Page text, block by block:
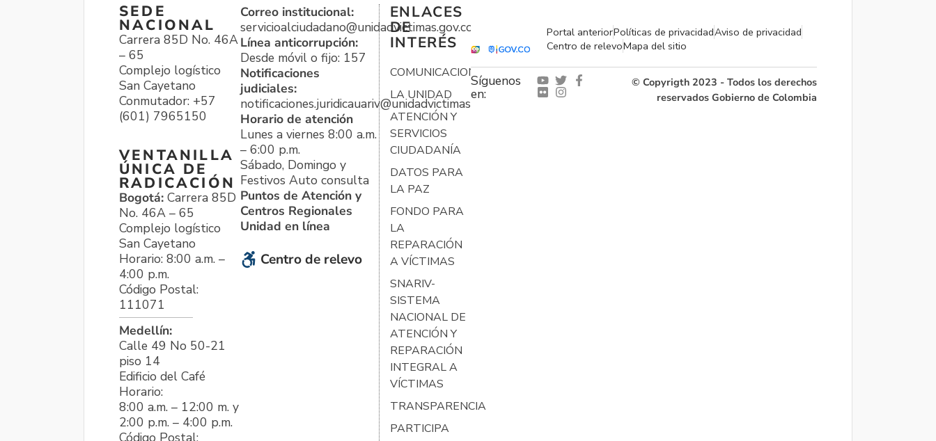
SEDE
NACIONAL
Carrera 85D No. 46A
– 65
Complejo logístico
San Cayetano
Conmutador: +57
(601) 7965150
VENTANILLA
ÚNICA DE
RADICACIÓN
Bogotá: Carrera 85D
No. 46A – 65
Complejo logístico
San Cayetano
Horario: 8:00 a.m. –
4:00 p.m.
Código Postal:
111071
Medellín:
Calle 49 No 50-21
piso 14
Edificio del Café
Horario:
8:00 a.m. – 12:00 m. y
2:00 p.m. – 4:00 p.m.
Correo institucional:
servicioalciudadano@unidadvictimas.gov.co
Línea anticorrupción:
Desde móvil o fijo: 157
Notificaciones
judiciales:
notificaciones.juridicauariv@unidadvictimas.gov.co
Horario de atención
Lunes a viernes 8:00 a.m.
– 6:00 p.m.
Sábado, Domingo y
Festivos Auto consulta
Puntos de Atención y
Centros Regionales
Unidad en línea
Centro de relevo
ENLACES
DE
INTERÉS
COMUNICACIONES
LA UNIDAD
ATENCIÓN Y
SERVICIOS
CIUDADANÍA
DATOS PARA
LA PAZ
FONDO PARA
LA
REPARACIÓN
A VÍCTIMAS
SNARIV-
SISTEMA
NACIONAL DE
ATENCIÓN Y
REPARACIÓN
INTEGRAL A
VÍCTIMAS
TRANSPARENCIA
PARTICIPA
Portal anteriorPolíticas de privacidadAviso de privacidad
Centro de relevoMapa del sitio
Síguenos
en:
© Copyrigth 2023 - Todos los derechos
reservados Gobierno de Colombia